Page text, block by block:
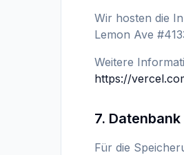
Wir hosten die
Lemon Ave
Weitere
https://
7.
Für die